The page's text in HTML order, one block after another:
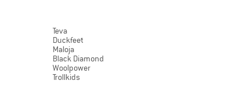
Teva
Duckfeet
Maloja
Black Diamond
Woolpower
Trollkids